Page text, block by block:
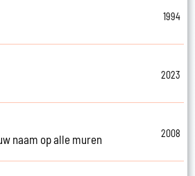
1994
2023
naam op alle muren
2008